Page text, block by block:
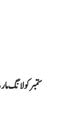
27ستمبر کو